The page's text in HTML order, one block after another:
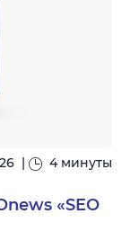
4 минуты
«SEO